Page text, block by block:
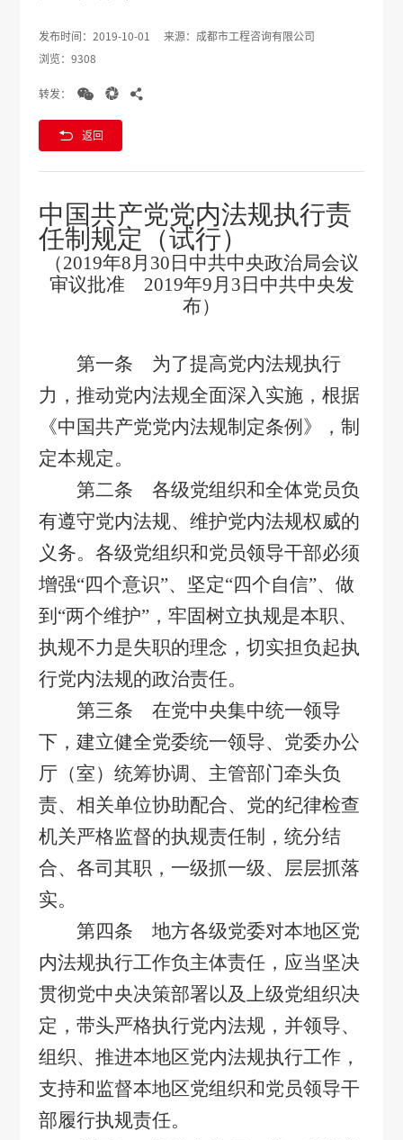
发布时间：2019-10-01 来源：成都市工程咨询有限公司
浏览：9308
转发：   
 返回
中国共产党党内法规执行责
任制规定（试行）
（2019年8月 30 日中共中央政治局会议
审议批准 2019年9月 3 日中共中央发
布）
第一条 为了提高党内法规执行
力，推动党内法规全面深入实施，根据
《中国共产党党内法规制定条例》，制
定本规定。
第二条 各级党组织和全体党员负
有遵守党内法规、维护党内法规权威的
义务。各级党组织和党员领导干部必须
增强“四个意识”、坚定“四个自信”、做
到 “两个维护”，牢固树立执规是本职、
执规不力是失职的理念，切实担负起执
行党内法规的政治责任。
第三条 在党中央集中统一领导
下，建立健全党委统一领导、党委办公
厅（室）统筹协调、主管部门牵头负
责、相关单位协助配合、党的纪律检查
机关严格监督的执规责任制，统分结
合、各司其职，一级抓一级、层层抓落
实。
第四条 地方各级党委对本地区党
内法规执行工作负主体责任，应当坚决
贯彻党中央决策部署以及上级党组织决
定，带头严格执行党内法规，并领导、
组织、推进本地区党内法规执行工作，
支持和监督本地区党组织和党员领导干
部履行执规责任。